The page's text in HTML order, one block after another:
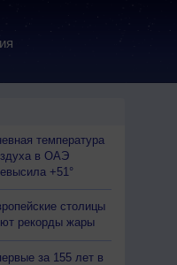
температура
в ОАЭ
+51°
столицы
рекорды жары
за 155 лет в